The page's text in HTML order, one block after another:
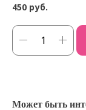
450 руб.
Может быть